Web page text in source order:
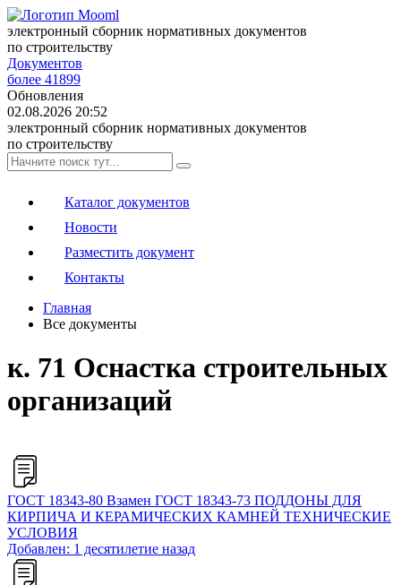
электронный сборник нормативных документов
по строительству
Документов
более 41899
Обновления
02.08.2026 20:52
электронный сборник нормативных документов
по строительству
Каталог документов
Новости
Разместить документ
Контакты
Главная
Все документы
к. 71 Оснастка строительных
организаций
ГОСТ 18343-80 Взамен ГОСТ 18343-73 ПОДДОНЫ ДЛЯ
КИРПИЧА И КЕРАМИЧЕСКИХ КАМНЕЙ ТЕХНИЧЕСКИЕ
УСЛОВИЯ
Добавлен: 1 десятилетие назад